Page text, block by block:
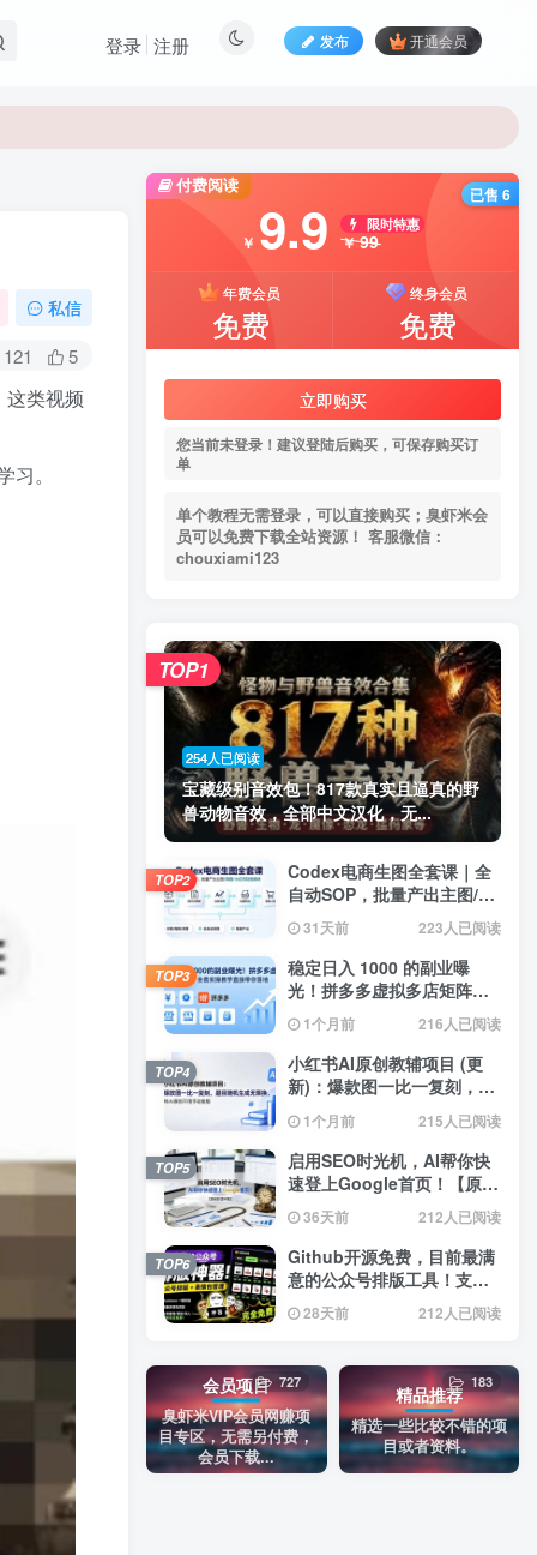
发布 开通会员
登录 注册
私信
121 5
类视频
。
付费阅读
￥ 9.9 限时特惠
￥99
年费会员
免费
终身会员
免费
立即购买
您当前未登录！建议登陆后购买，可保存购买订
单
单个教程无需登录，可以直接购买；臭虾米会
员可以免费下载全站资源！ 客服微信：
chouxiami123
已售 6
254人已阅读
宝藏级别音效包！817款真实且逼真的野
兽动物音效，全部中文汉化，无...
TOP1
Codex电商生图全套课｜全
自动SOP，批量产出主图/海
报/小红书封面素材
31天前 223人已阅读
TOP2
稳定日入 1000 的副业曝
光！拼多多虚拟多店矩阵，
全套实操教学直接带你落地
1个月前 216人已阅读
TOP3
小红书AI原创教辅项目 (更
新)：爆款图一比一复刻，题
目随机生成无限换，纯AI原
创不用手动排版
1个月前 215人已阅读
TOP4
启用SEO时光机，AI帮你快
速登上Google首页！【原创
双语字幕】
36天前 212人已阅读
TOP5
Github开源免费，目前最满
意的公众号排版工具！支持
实时预览，排版超美观且带
表情包管理功能
28天前 212人已阅读
TOP6
会员项目
臭虾米VIP会员网赚项
目专区，无需另付费，
会员下载...
727
精品推荐
精选一些比较不错的项
目或者资料。
183